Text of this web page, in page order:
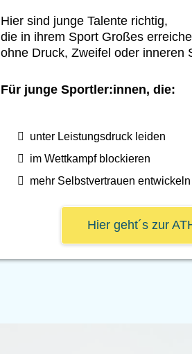
Hier sind junge Talente richtig,
die in ihrem Sport Großes
ohne Druck, Zweifel oder inneren
Für junge Sportler:innen, die:
unter Leistungsdruck leiden
im Wettkampf blockieren
mehr Selbstvertrauen
Hier geht´s zur